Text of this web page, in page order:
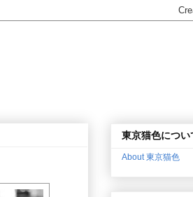
東京猫色につい
About 東京猫色